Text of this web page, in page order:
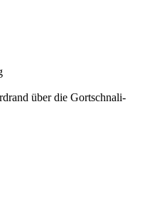
über die Gortschnali-